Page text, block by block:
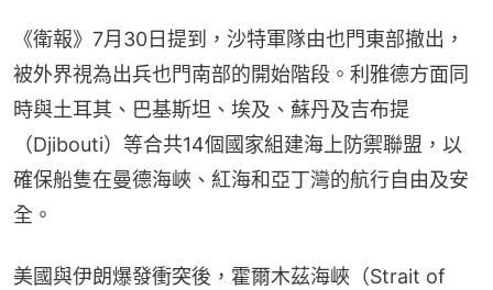
《衛報》7月30日提到，沙特軍隊由也門東部撤出，
被外界視為出兵也門南部的開始階段。利雅德方面同
時與土耳其、巴基斯坦、埃及、蘇丹及吉布提
（Djibouti）等合共14個國家組建海上防禦聯盟，以
確保船隻在曼德海峽、紅海和亞丁灣的航行自由及安
全。
美國與伊朗爆發衝突後，霍爾木茲海峽（Strait of